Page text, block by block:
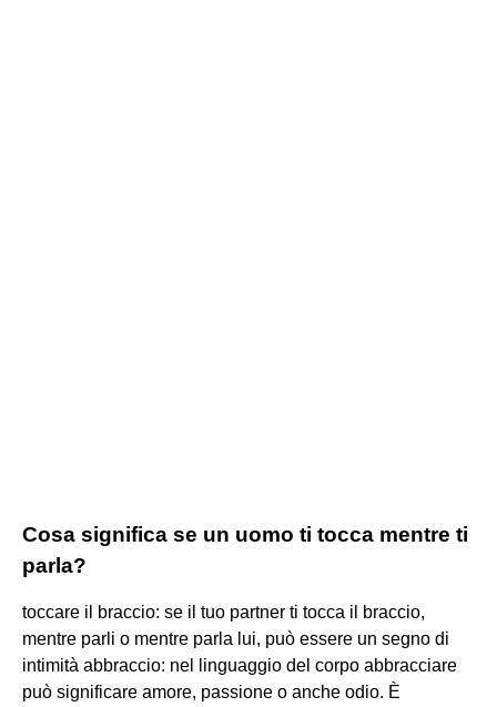
Cosa significa se un uomo ti tocca mentre ti
parla?
toccare il braccio: se il tuo partner ti tocca il braccio,
mentre parli o mentre parla lui, può essere un segno di
intimità abbraccio: nel linguaggio del corpo abbracciare
può significare amore, passione o anche odio. È